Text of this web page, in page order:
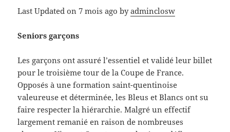
Last Updated on 7 mois ago byadminclosw
Seniors garçons
Les garçons ont assuré l’essentiel et validé leur billet
pour le troisième tour de la Coupe de France.
Opposés à une formation saint-quentinoise
valeureuse et déterminée, les Bleus et Blancs ont su
faire respecter la hiérarchie. Malgré un effectif
largement remanié en raison de nombreuses